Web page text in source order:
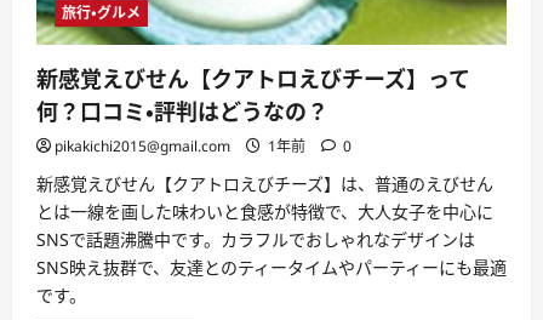
旅行・グルメ
新感覚えびせん【クアトロえびチーズ】って
何？口コミ・評判はどうなの？
pikakichi2015@gmail.com 1年前 0
新感覚えびせん【クアトロえびチーズ】は、普通のえびせん
とは一線を画した味わいと食感が特徴で、大人女子を中心に
SNSで話題沸騰中です。カラフルでおしゃれなデザインは
SNS映え抜群で、友達とのティータイムやパーティーにも最適
です。